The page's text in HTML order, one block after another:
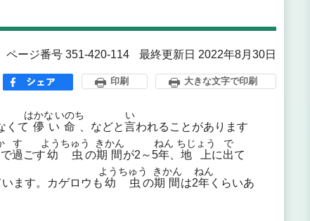
ページ番号 351-420-114 最終更新日 2022年8月30日
印刷 大きな文字で印刷
くて 儚
はかな
い 命
いのち
、などと言
い
われることがあります
で過
す
ごす幼虫
ようちゅう
の期間
きかん
が2～5年
ねん
、 地上
ちじょう
に出
で
て
います。カゲロウも 幼虫
ようちゅう
の期間
きかん
は2年
ねん
くらいあ